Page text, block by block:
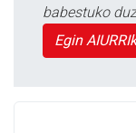
babestuko
Egin